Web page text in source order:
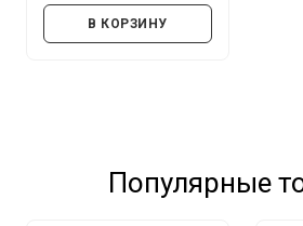
В КОРЗИНУ
Популярные